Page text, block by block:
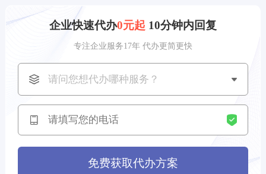
企业快速代办0元起 10分钟内回复
专注企业服务17年 代办更简更快
免费获取代办方案
重庆市用户 156****7221 刚刚获取了
三亚市用户 刚刚获取了
193****7838 刚刚获取了 公司注册方案